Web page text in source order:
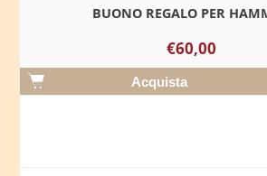
BUONO REGALO PER
€60,00